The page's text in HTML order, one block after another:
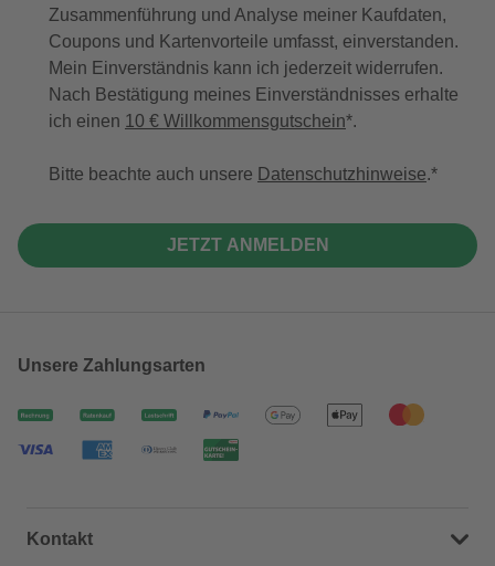
Zusammenführung und Analyse meiner Kaufdaten,
Coupons und Kartenvorteile umfasst, einverstanden.
Mein Einverständnis kann ich jederzeit widerrufen.
Nach Bestätigung meines Einverständnisses erhalte
ich einen 10 € Willkommensgutschein*.
Bitte beachte auch unsere Datenschutzhinweise.
JETZT ANMELDEN
Unsere Zahlungsarten
Kontakt